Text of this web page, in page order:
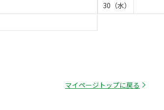
30（水）
マイページトップに戻る